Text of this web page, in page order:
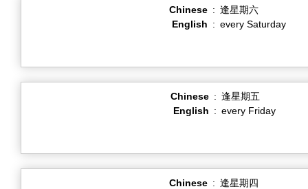
Chinese : 逢星期六
English : every Saturday
Chinese : 逢星期五
English : every Friday
Chinese : 逢星期四